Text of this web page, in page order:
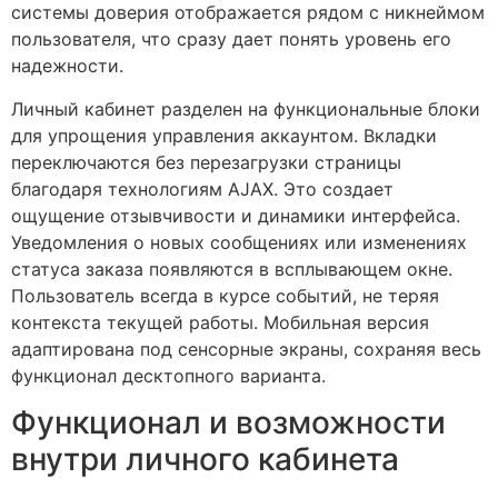
системы доверия отображается рядом с никнеймом
пользователя, что сразу дает понять уровень его
надежности.
Личный кабинет разделен на функциональные блоки
для упрощения управления аккаунтом. Вкладки
переключаются без перезагрузки страницы
благодаря технологиям AJAX. Это создает
ощущение отзывчивости и динамики интерфейса.
Уведомления о новых сообщениях или изменениях
статуса заказа появляются в всплывающем окне.
Пользователь всегда в курсе событий, не теряя
контекста текущей работы. Мобильная версия
адаптирована под сенсорные экраны, сохраняя весь
функционал десктопного варианта.
Функционал и возможности
внутри личного кабинета